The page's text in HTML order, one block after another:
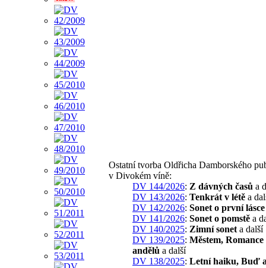
Ostatní tvorba Oldřicha Damborského
v Divokém víně:
DV 144/2026: Z dávných časů a
DV 143/2026: Tenkrát v létě a
DV 142/2026: Sonet o první lásce
DV 141/2026: Sonet o pomstě a
DV 140/2025: Zimní sonet a další
DV 139/2025: Městem,
andělů a další
DV 138/2025: Letní haiku, Buď